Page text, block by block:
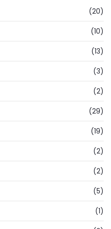
(20)
(10)
(13)
(3)
(2)
(29)
(19)
(2)
(2)
(5)
(1)